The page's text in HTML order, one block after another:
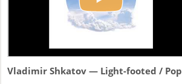
Vladimir Shkatov — Light-footed / Pop